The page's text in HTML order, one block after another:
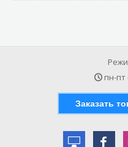
пн-пт
Заказать